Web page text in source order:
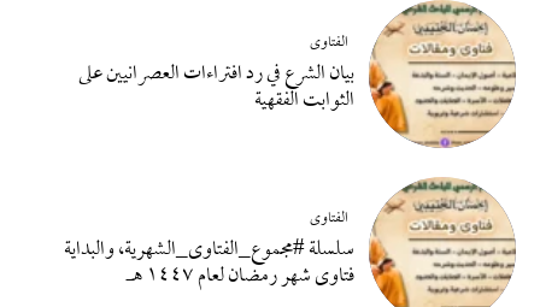
الفتاوى
بيان الشرع في رد افتراءات العصرانيين على
الثوابت الفقهية
الفتاوى
سلسلة #مجموع_الفتاوى_الشهرية، والبداية
فتاوى شهر رمضان لعام ١٤٤٧ هـ